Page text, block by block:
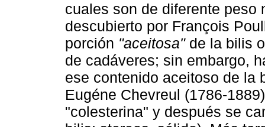
cuales son de diferente peso
descubierto por François
porción "aceitosa"de la bilis
de cadáveres; sin embargo,
ese contenido aceitoso de la
Eugéne Chevreul (1786-
"colesterina" y después se